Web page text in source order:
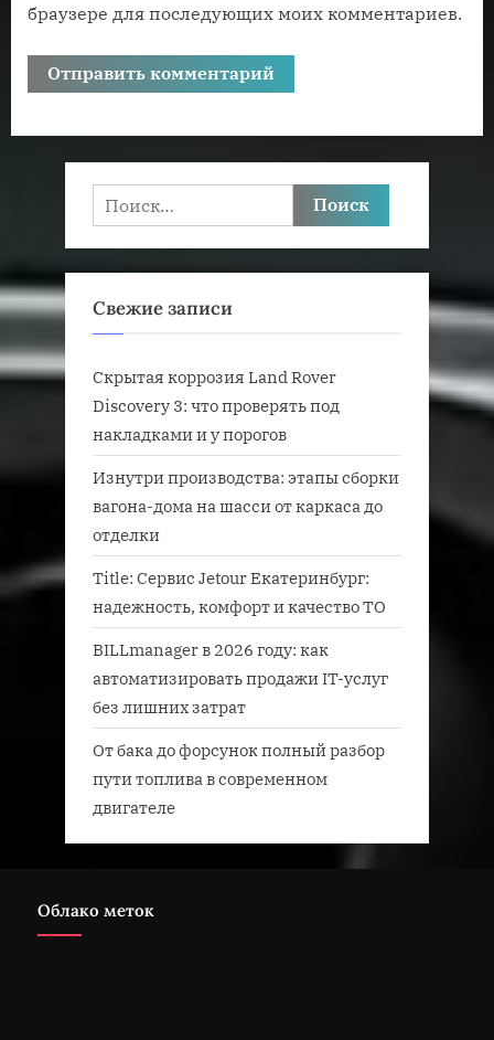
браузере для последующих моих комментариев.
Найти:
Свежие записи
Скрытая коррозия Land Rover
Discovery 3: что проверять под
накладками и у порогов
Изнутри производства: этапы сборки
вагона-дома на шасси от каркаса до
отделки
Title: Сервис Jetour Екатеринбург:
надежность, комфорт и качество ТО
BILLmanager в 2026 году: как
автоматизировать продажи IT-услуг
без лишних затрат
От бака до форсунок полный разбор
пути топлива в современном
двигателе
Облако меток